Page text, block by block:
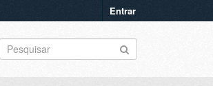
Entrar